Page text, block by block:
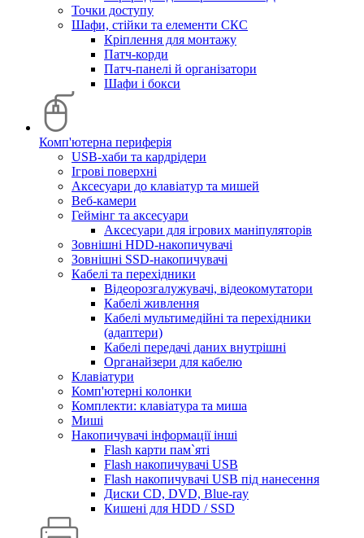
Точки доступу
Шафи, стійки та елементи СКС
Кріплення для монтажу
Патч-корди
Патч-панелі й організатори
Шафи і бокси
Комп'ютерна периферія
USB-хаби та кардрідери
Ігрові поверхні
Аксесуари до клавіатур та мишей
Веб-камери
Геймінг та аксесуари
Аксесуари для ігрових маніпуляторів
Зовнішні HDD-накопичувачі
Зовнішні SSD-накопичувачі
Кабелі та перехідники
Відеорозгалужувачі, відеокомутатори
Кабелі живлення
Кабелі мультимедійні та перехідники
(адаптери)
Кабелі передачі даних внутрішні
Органайзери для кабелю
Клавіатури
Комп'ютерні колонки
Комплекти: клавіатура та миша
Миші
Накопичувачі інформації інші
Flash карти пам`яті
Flash накопичувачі USB
Flash накопичувачі USB під нанесення
Диски CD, DVD, Blue-ray
Кишені для HDD / SSD